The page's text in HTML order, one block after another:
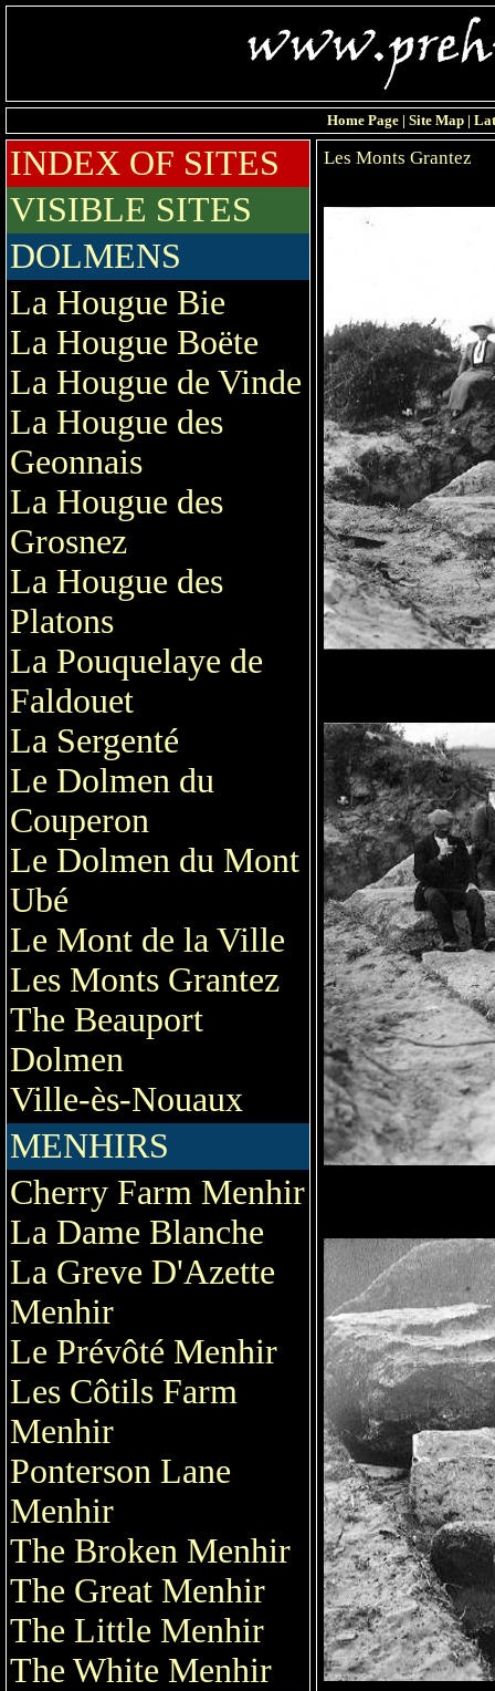
Home Page | Site Map |
INDEX OF SITES
VISIBLE SITES
DOLMENS
La Hougue Bie
La Hougue Boëte
La Hougue de Vinde
La Hougue des
Geonnais
La Hougue des
Grosnez
La Hougue des
Platons
La Pouquelaye de
Faldouet
La Sergenté
Le Dolmen du
Couperon
Le Dolmen du Mont
Ubé
Le Mont de la Ville
Les Monts Grantez
The Beauport
Dolmen
Ville-ès-Nouaux
MENHIRS
Cherry Farm Menhir
La Dame Blanche
La Greve D'Azette
Menhir
Le Prévôté Menhir
Les Côtils Farm
Menhir
Ponterson Lane
Menhir
The Broken Menhir
The Great Menhir
The Little Menhir
The White Menhir
Les Monts Grantez